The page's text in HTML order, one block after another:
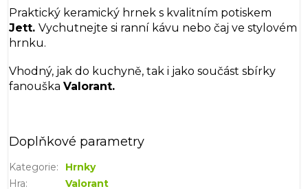
Praktický keramický hrnek s kvalitním potiskem
Jett. Vychutnejte si ranní kávu nebo čaj ve stylovém
hrnku.
Vhodný, jak do kuchyně, tak i jako součást sbírky
fanouška Valorant.
Doplňkové parametry
Kategorie:
Hrnky
Hra:
Valorant